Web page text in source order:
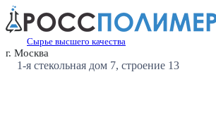
Сырье высшего качества
г. Москва
1-я стекольная дом 7, строение 13